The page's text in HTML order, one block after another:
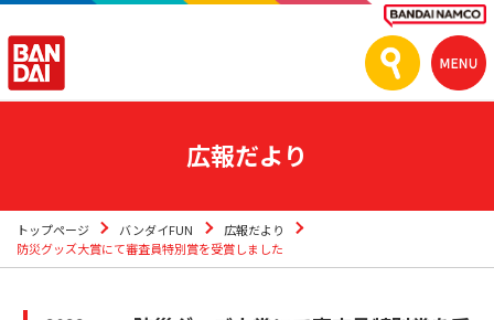
広報だより
トップページ バンダイFUN
広報だより
防災グッズ大賞にて審査員特別賞を受賞しました